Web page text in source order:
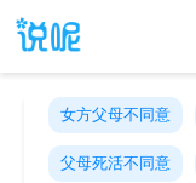
女方父母不同意
父母死活不同意